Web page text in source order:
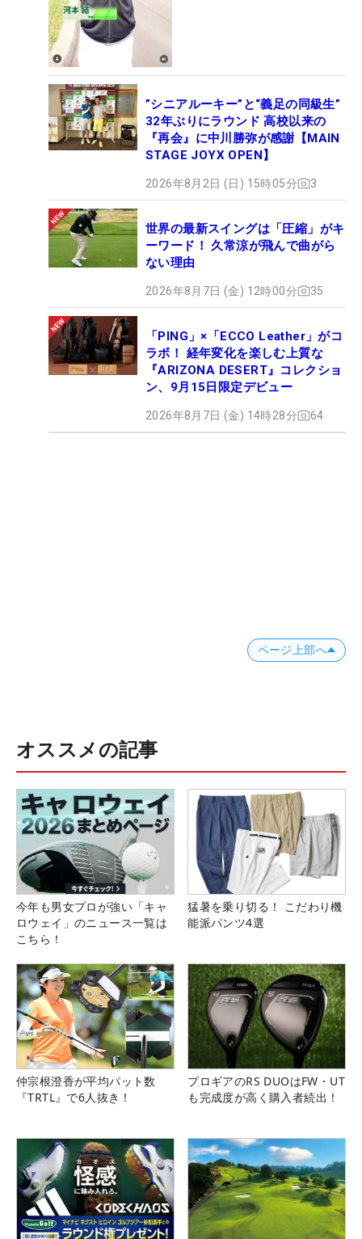
”シニアルーキー”と“義足の同級生”
32年ぶりにラウンド 高校以来の
『再会』に中川勝弥が感謝【MAIN
STAGE JOYX OPEN】
2026年8月2日 (日) 15時05分 3
世界の最新スイングは「圧縮」がキ
ーワード！ 久常涼が飛んで曲がら
ない理由
2026年8月7日 (金) 12時00分 35
「PING」×「ECCO Leather」がコ
ラボ！ 経年変化を楽しむ上質な
『ARIZONA DESERT』コレクショ
ン、9月15日限定デビュー
2026年8月7日 (金) 14時28分 64
ページ上部へ
オススメの記事
今年も男女プロが強い「キャ
ロウェイ」のニュース一覧は
こちら！
猛暑を乗り切る！ こだわり機
能派パンツ4選
仲宗根澄香が平均パット数
『TRTL』で6人抜き！
プロギアのRS DUOはFW・UT
も完成度が高く購入者続出！